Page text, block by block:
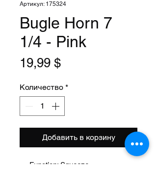
Артикул: 175324
Bugle Horn 7
1/4 - Pink
19,99 $Цена
Количество *
Добавить в корзину
Function: Squeeze